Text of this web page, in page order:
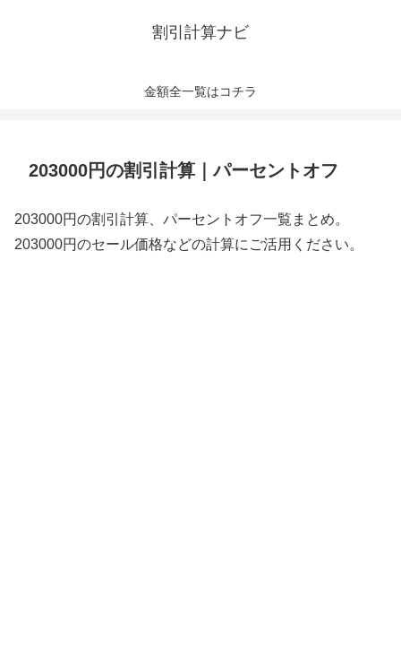
割引計算ナビ
金額全一覧はコチラ
203000円の割引計算｜パーセントオフ
203000円の割引計算、パーセントオフ一覧まとめ。
203000円のセール価格などの計算にご活用ください。